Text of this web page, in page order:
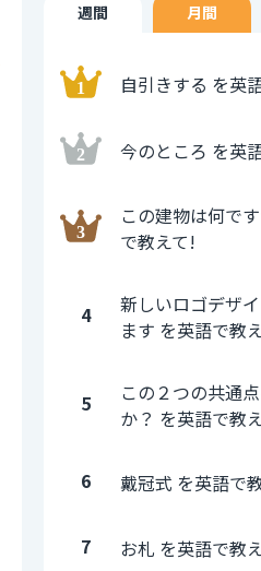
週間 月間
自引きする を英
今のところ を英
この建物は何で
で教えて!
4
新しいロゴデザ
ます を英語で教
5
この２つの共通
か？ を英語で教
6 戴冠式 を英語で
7 お札 を英語で教